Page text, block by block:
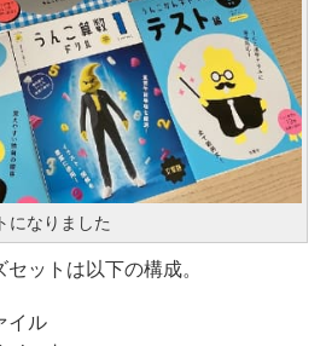
になりました
ットは以下の構成。
イル